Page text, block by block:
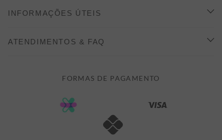
CONHEÇA A ALEATORY
INFORMAÇÕES ÚTEIS
FORMAS DE PAGAMENTO
POLÍTICA DE PRIVACIDADE
ATENDIMENTOS & FAQ
FORMAS DE PAGAMENTO